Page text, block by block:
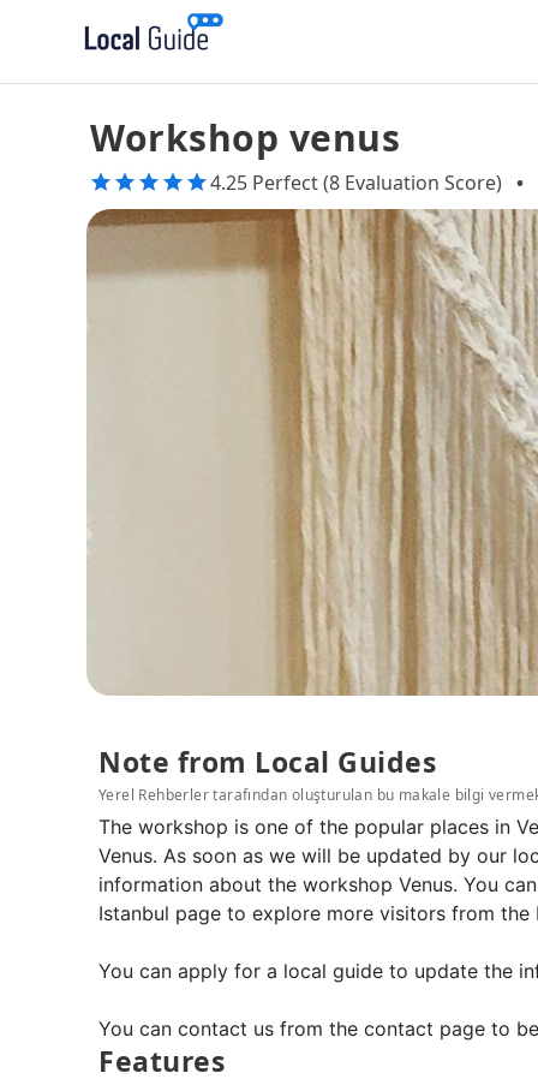
Workshop venus
4.25 Perfect (8 Evaluation Score) •
Note from Local Guides
Yerel Rehberler tarafından oluşturulan bu makale bilgi
The workshop is one of the popular places in
Venus. As soon as we will be updated by our
information about the workshop Venus. You
Istanbul page to explore more visitors from the
You can apply for a local guide to update the
You can contact us from the contact page to
Features